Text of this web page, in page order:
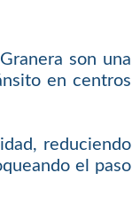
son una
en centros
reduciendo
el paso